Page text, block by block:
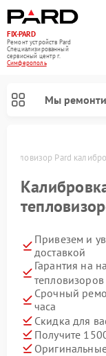
FIX-PARD
Ремонт устройств Pard
Специализированный
cервисный центр г.
Симферополь
Мы
Тепловизор Pard
Привезем и
доставкой
Гарантия на
тепловизоров
Срочный
часа
Скидка для
Получите